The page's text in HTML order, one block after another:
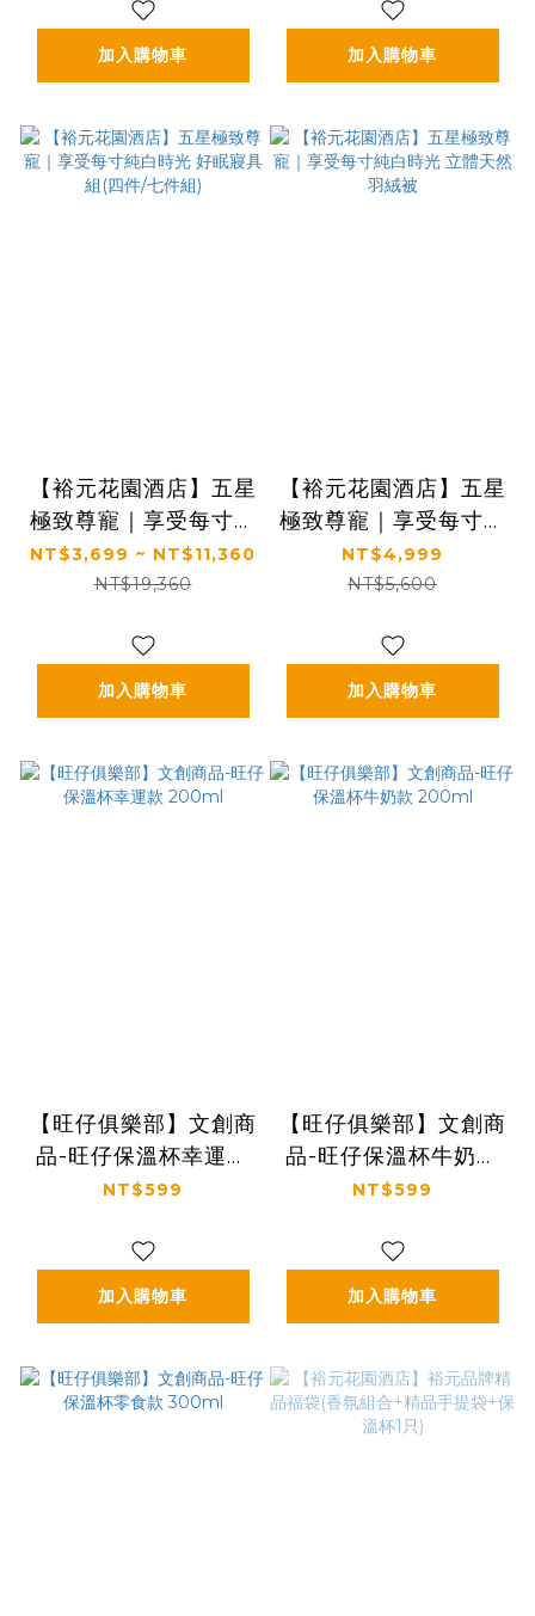
加入購物車
精華50ml+精華霜
30ml)🎁贈精美提袋
加入購物車
【裕元花園酒店】五星
極致尊寵｜享受每寸純
白時光 好眠寢具組(四
件/七件組)
NT$3,699 ~ NT$11,360
NT$19,360
加入購物車
【裕元花園酒店】五星
極致尊寵｜享受每寸純
白時光 立體天然羽絨
被
NT$4,999
NT$5,600
加入購物車
【旺仔俱樂部】文創商
品-旺仔保溫杯幸運款
200ml
NT$599
加入購物車
【旺仔俱樂部】文創商
品-旺仔保溫杯牛奶款
200ml
NT$599
加入購物車